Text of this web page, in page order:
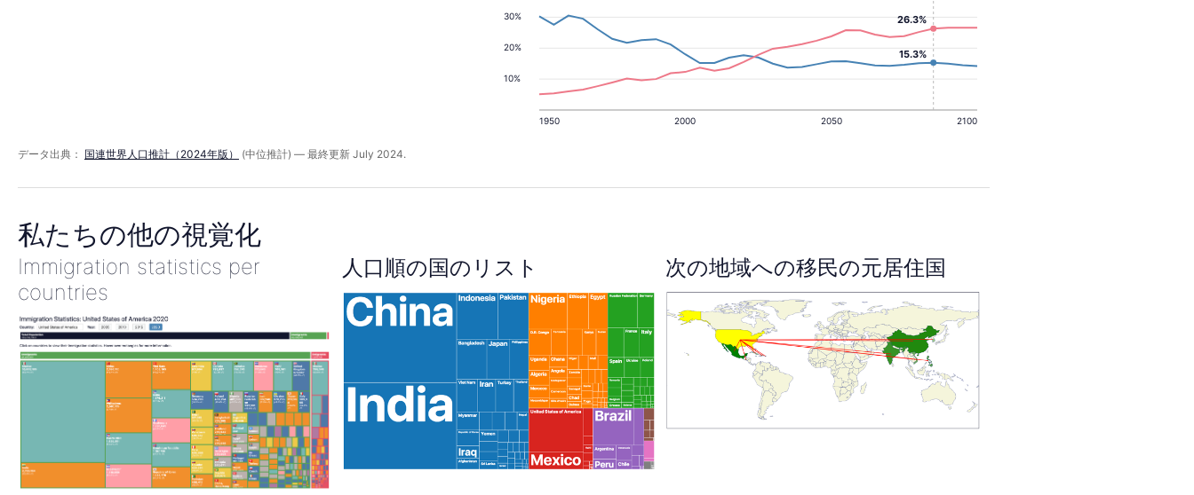
10%
20%
30%
1950 2000 2050 2100
15.3%
26.3%
データ出典： 国連世界人口推計（2024年版） (中位推計) — 最終更新 July 2024.
私たちの他の視覚化
Immigration statistics per
countries
人口順の国のリスト 次の地域への移民の元居住国